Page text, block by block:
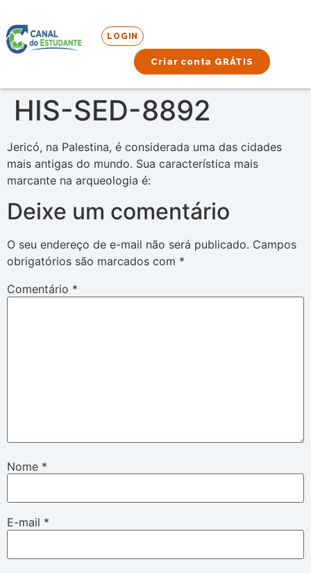
LOGIN
Criar conta GRÁTIS
HIS-SED-8892
Jericó, na Palestina, é considerada uma das cidades
mais antigas do mundo. Sua característica mais
marcante na arqueologia é:
Deixe um comentário
O seu endereço de e-mail não será publicado. Campos
obrigatórios são marcados com *
Comentário *
Nome *
E-mail *